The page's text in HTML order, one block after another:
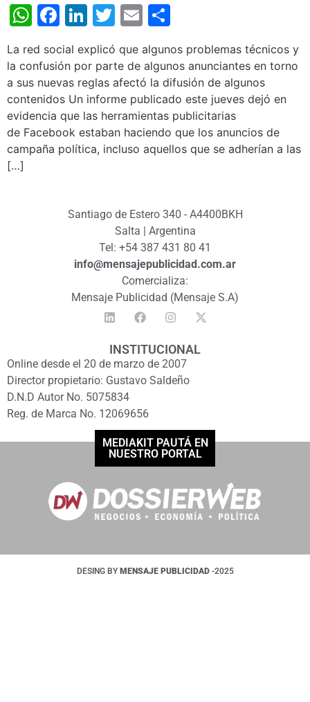
WhatsApp
Facebook
LinkedIn
Twitter
Email
La red social explicó que algunos problemas técnicos y
la confusión por parte de algunos anunciantes en torno
a sus nuevas reglas afectó la difusión de algunos
contenidos Un informe publicado este jueves dejó en
evidencia que las herramientas publicitarias
de Facebook estaban haciendo que los anuncios de
campaña política, incluso aquellos que se adherían a las
[…]
Santiago de Estero 340 - A4400BKH
Salta | Argentina
Tel: +54 387 431 80 41
info@mensajepublicidad.com.ar
Comercializa:
Mensaje Publicidad (Mensaje S.A)
INSTITUCIONAL
Online desde el 20 de marzo de 2007
Director propietario: Gustavo Saldeño
D.N.D Autor No. 5075834
Reg. de Marca No. 12069656
MEDIAKIT PAUTÁ EN
NUESTRO PORTAL
DESING BY MENSAJE PUBLICIDAD -2025